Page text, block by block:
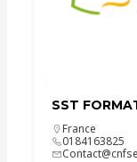
SST
France
0184163825